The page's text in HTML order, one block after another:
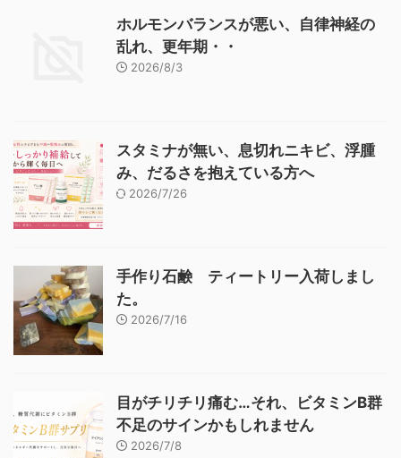
ホルモンバランスが悪い、自律神経の
乱れ、更年期・・
2026/8/3
スタミナが無い、息切れニキビ、浮腫
み、だるさを抱えている方へ
2026/7/26
手作り石鹸 ティートリー入荷しまし
た。
2026/7/16
目がチリチリ痛む…それ、ビタミンB群
不足のサインかもしれません
2026/7/8